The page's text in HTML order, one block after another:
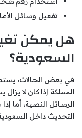
تفعيل وسائل
هل يمكن
السعودية؟
في بعض الحالات،
المملكة إذا كان لا
الرسائل النصية، أما
التحديث داخل